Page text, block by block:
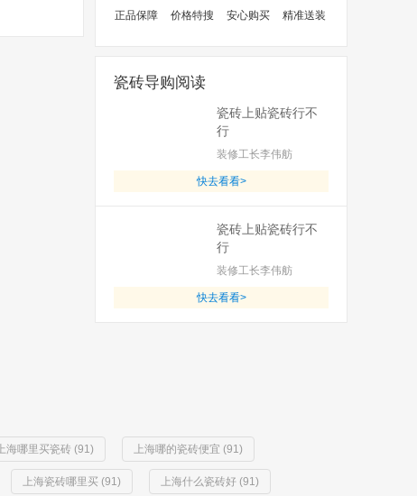
正品保障 价格特搜 安心购买 精准送装
瓷砖导购阅读
瓷砖上贴瓷砖行不
行
装修工长李伟舫
快去看看>
瓷砖上贴瓷砖行不
行
装修工长李伟舫
快去看看>
上海哪里买瓷砖 (91) 上海哪的瓷砖便宜 (91)
上海瓷砖哪里买 (91) 上海什么瓷砖好 (91)